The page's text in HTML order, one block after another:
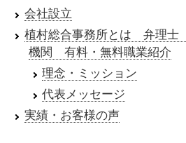
会社設立
植村総合事務所とは 弁理
機関 有料・無料職業紹介
理念・ミッション
代表メッセージ
実績・お客様の声